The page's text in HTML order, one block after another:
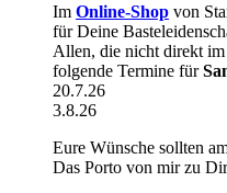
Im Online-Shop von
für Deine
Allen, die nicht direkt im
folgende Termine für
20.7.26
3.8.26
Eure Wünsche sollten
Das Porto von mir zu